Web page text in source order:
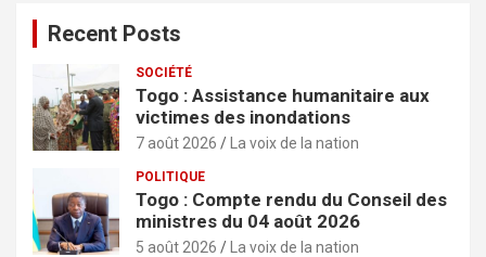
Recent Posts
SOCIÉTÉ
Togo : Assistance humanitaire aux
victimes des inondations
7 août 2026 La voix de la nation
POLITIQUE
Togo : Compte rendu du Conseil des
ministres du 04 août 2026
5 août 2026 La voix de la nation